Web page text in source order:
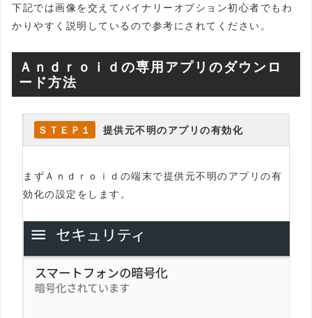
下記では画像を交えてバイナリーオプション初心者でもわ
かりやすく説明しているので参考にされてください。
Ａｎｄｒｏｉｄの専用アプリのダウンロ
ード方法
ＳＴＥＰ１ 提供元不明のアプリの有効化
まずＡｎｄｒｏｉｄの端末で提供元不明のアプリの有
効化の設定をします。